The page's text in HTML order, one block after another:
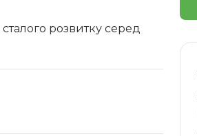
розвитку серед